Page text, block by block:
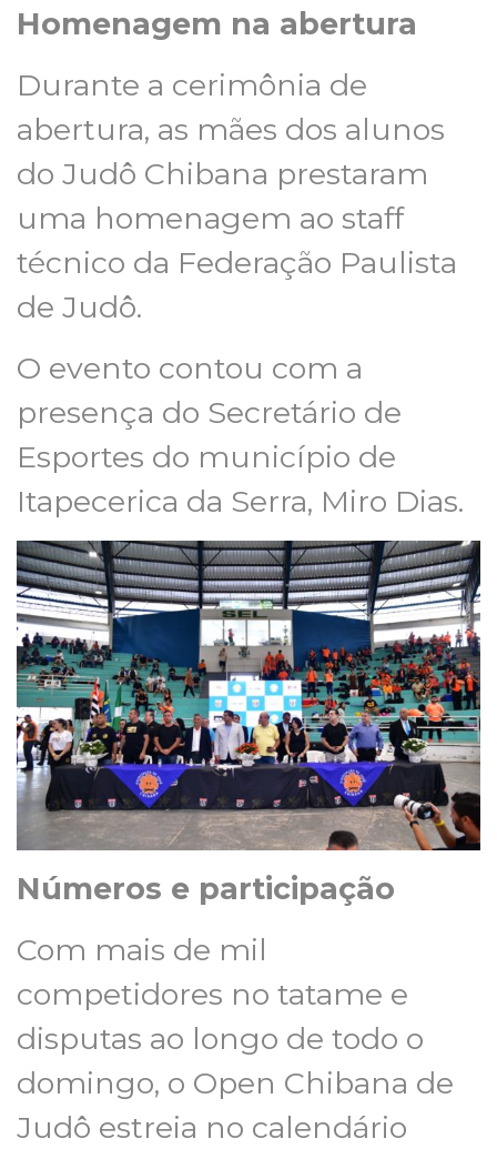
Homenagem na abertura
Durante a cerimônia de
abertura, as mães dos alunos
do Judô Chibana prestaram
uma homenagem ao staff
técnico da Federação Paulista
de Judô.
O evento contou com a
presença do Secretário de
Esportes do município de
Itapecerica da Serra, Miro Dias.
Números e participação
Com mais de mil
competidores no tatame e
disputas ao longo de todo o
domingo, o Open Chibana de
Judô estreia no calendário